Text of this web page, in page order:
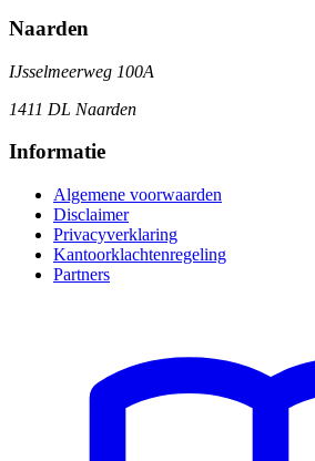
Naarden
IJsselmeerweg 100A
1411 DL Naarden
Informatie
Algemene voorwaarden
Disclaimer
Privacyverklaring
Kantoorklachtenregeling
Partners